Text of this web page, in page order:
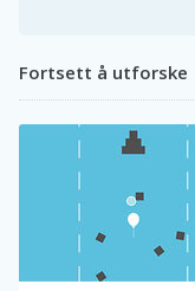
Fortsett å utforske